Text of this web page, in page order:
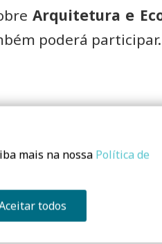
Arquitetura e
poderá participar.
mais na nossa Política de
todos